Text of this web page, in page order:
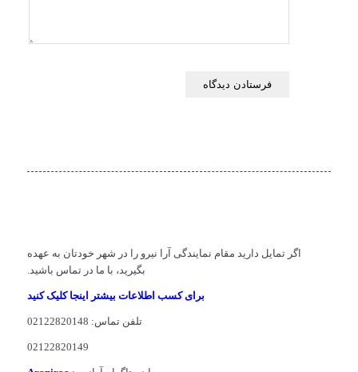
اگر تمایل دارید مقام نمایندگی آرا نیرو را در شهر خودتان به عهده
بگیرید، با ما در تماس باشید.
برای کسب اطلاعات بیشتر اینجا کلیک کنید
تلفن تماس: 02122820148
02122820149